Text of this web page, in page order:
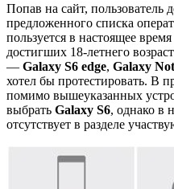
Попав на сайт, пользователь
предложенного списка
пользуется в настоящее
достигших 18-летнего
— Galaxy S6 edge, Galaxy
хотел бы протестировать. В
помимо вышеуказанных
выбрать Galaxy S6, однако в
отсутствует в разделе